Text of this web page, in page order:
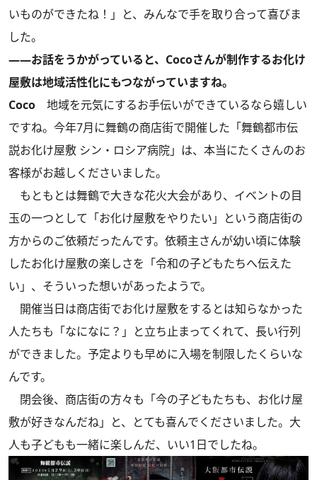
いものができたね！」と、みんなで手を取り合って喜びま
した。
――お話をうかがっていると、Cocoさんが制作するお化け
屋敷は地域活性化にもつながっていますね。
Coco 地域を元気にするお手伝いができているなら嬉しい
ですね。今年7月に舞鶴の商店街で開催した「舞鶴都市伝
説お化け屋敷 シン・ロシア病院」は、本当にたくさんのお
客様がお越しくださいました。
もともとは舞鶴で大きな花火大会があり、イベントの目
玉の一つとして「お化け屋敷をやりたい」という商店街の
方からのご依頼だったんです。依頼主さんが幼い頃に体験
したお化け屋敷の楽しさを「令和の子どもたちへ伝えた
い」、そういった想いがあったようで。
開催当日は商店街でお化け屋敷をするとは知らなかった
人たちも「なになに？」と立ち止まってくれて、長い行列
ができました。予定よりも早めに入場を制限したくらいな
んです。
閉会後、商店街の方々も「今の子どもたちも、お化け屋
敷が好きなんだね」と、とても喜んでくださいました。大
人も子どもも一緒に楽しんだ、いい1日でしたね。